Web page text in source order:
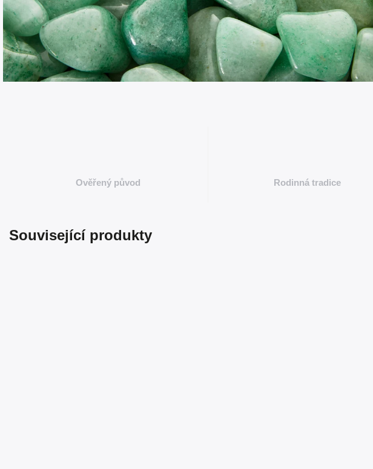
Ověřený původ Rodinná tradice
Související produkty